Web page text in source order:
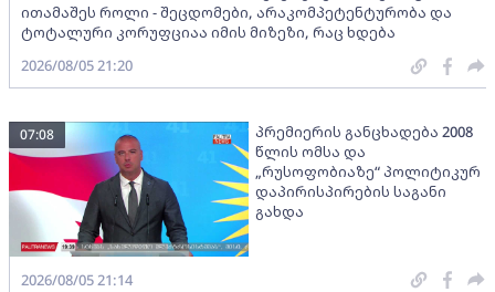
ითამაშეს როლი - შეცდომები, არაკომპეტენტურობა და
ტოტალური კორუფციაა იმის მიზეზი, რაც ხდება
2026/08/05 21:20
პრემიერის განცხადება 2008
წლის ომსა და
„რუსოფობიაზე“ პოლიტიკურ
დაპირისპირების საგანი
გახდა
07:08
2026/08/05 21:14